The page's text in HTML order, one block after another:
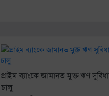
প্রাইম ব্যাংকে জামানত মুক্ত ঋণ সুবিধা
চালু